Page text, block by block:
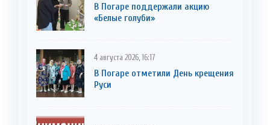
В Погаре поддержали акцию
«Белые голуби»
4 августа 2026, 16:17
В Погаре отметили День крещения
Руси